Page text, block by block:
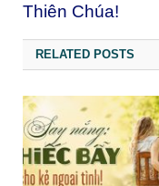
Thiên Chúa!
RELATED POSTS